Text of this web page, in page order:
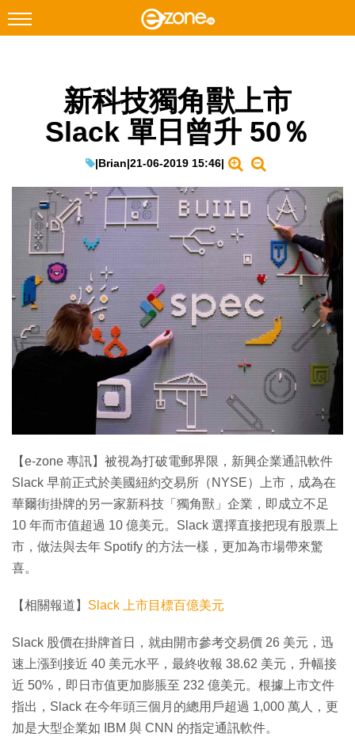
Facebook Instagram
科技焦點
遊戲動漫
教學評測
EduTech
IT Times
生成式AI與雲端應用
Enterprise Digital Transformation
新科技獨角獸上市
Slack 單日曾升 50％
|Brian|21-06-2019 15:46|
【e-zone 專訊】被視為打破電郵界限，新興企業通訊軟件
Slack 早前正式於美國紐約交易所（NYSE）上市，成為在
華爾街掛牌的另一家新科技「獨角獸」企業，即成立不足
10 年而市值超過 10 億美元。Slack 選擇直接把現有股票上
市，做法與去年 Spotify 的方法一樣，更加為市場帶來驚
喜。
【相關報道】 Slack 上市目標百億美元
Slack 股價在掛牌首日，就由開市參考交易價 26 美元，迅
速上漲到接近 40 美元水平，最終收報 38.62 美元，升幅接
近 50%，即日市值更加膨脹至 232 億美元。根據上市文件
指出，Slack 在今年頭三個月的總用戶超過 1,000 萬人，更
加是大型企業如 IBM 與 CNN 的指定通訊軟件。